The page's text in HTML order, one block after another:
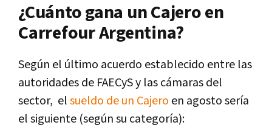
¿Cuánto gana un Cajero en
Carrefour Argentina?
Según el último acuerdo establecido entre las
autoridades de FAECyS y las cámaras del
sector, elsueldo de un Cajero en agosto sería
el siguiente (según su categoría):